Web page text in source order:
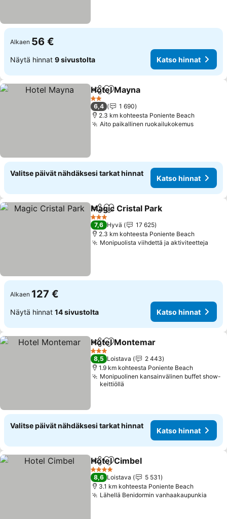
Alkaen 56 €
Näytä hinnat 9 sivustolta Katso hinnat
Jaa Lisää suosikkeihin
Hotel Mayna
2 Tähtiluokitus
6,4
1 690
2.3 km kohteesta Poniente Beach
Aito paikallinen ruokailukokemus
Valitse päivät nähdäksesi tarkat hinnat
Katso hinnat
Jaa Lisää suosikkeihin
Magic Cristal Park
3 Tähtiluokitus
7,6 Hyvä
17 625
2.3 km kohteesta Poniente Beach
Monipuolista viihdettä ja aktiviteetteja
Alkaen 127 €
Näytä hinnat 14 sivustolta Katso hinnat
Jaa Lisää suosikkeihin
Hotel Montemar
3 Tähtiluokitus
8,5 Loistava
2 443
1.9 km kohteesta Poniente Beach
Monipuolinen kansainvälinen buffet show-
keittiöllä
Valitse päivät nähdäksesi tarkat hinnat
Katso hinnat
Jaa Lisää suosikkeihin
Hotel Cimbel
4 Tähtiluokitus
8,6 Loistava
5 531
3.1 km kohteesta Poniente Beach
Lähellä Benidormin vanhaakaupunkia